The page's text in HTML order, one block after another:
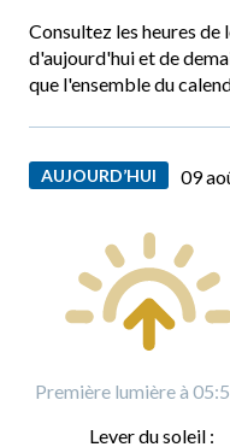
Consultez les heures de
d'aujourd'hui et de
que l'ensemble du
AUJOURD’HUI 09
Première lumière à
Lever du soleil :